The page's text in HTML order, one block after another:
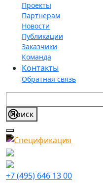
Проекты
Партнерам
Новости
Публикации
Заказчики
Команда
Контакты
Обратная связь
+7 (495) 646 13 00